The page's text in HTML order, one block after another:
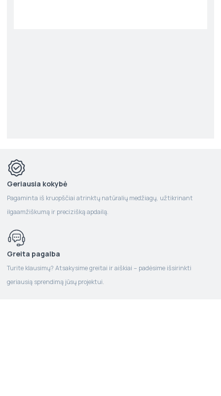
Geriausia kokybė
Pagaminta iš kruopščiai atrinktų natūralių medžiagų, užtikrinant
ilgaamžiškumą ir precizišką apdailą.
Greita pagalba
Turite klausimų? Atsakysime greitai ir aiškiai – padėsime išsirinkti
geriausią sprendimą jūsų projektui.